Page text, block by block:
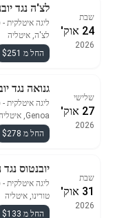
שבת
24 אוק'
2026
לצ'ה נגד
ליגה איטלקית -
לצ'ה, איטליה
החל מ $251
שלישי
27 אוק'
2026
גנואה נגד
ליגה איטלקית -
Genoa, איטליה
החל מ $278
שבת
31 אוק'
2026
יובנטוס נגד
ליגה איטלקית -
טורינו, איטליה
החל מ $133